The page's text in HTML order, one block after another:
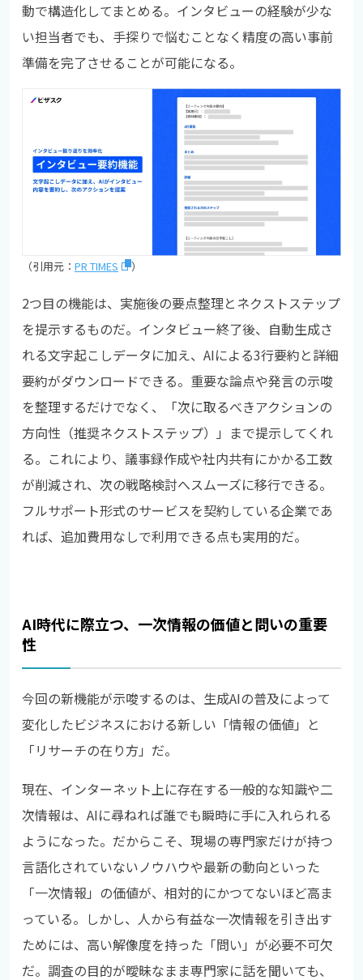
動で構造化してまとめる。インタビューの経験が少な
い担当者でも、手探りで悩むことなく精度の高い事前
準備を完了させることが可能になる。
（引用元： PR TIMES ）
2つ目の機能は、実施後の要点整理とネクストステップ
を提示するものだ。インタビュー終了後、自動生成さ
れる文字起こしデータに加え、AIによる3行要約と詳細
要約がダウンロードできる。重要な論点や発言の示唆
を整理するだけでなく、「次に取るべきアクションの
方向性（推奨ネクストステップ）」まで提示してくれ
る。これにより、議事録作成や社内共有にかかる工数
が削減され、次の戦略検討へスムーズに移行できる。
フルサポート形式のサービスを契約している企業であ
れば、追加費用なしで利用できる点も実用的だ。
AI時代に際立つ、一次情報の価値と問いの重要
性
今回の新機能が示唆するのは、生成AIの普及によって
変化したビジネスにおける新しい「情報の価値」と
「リサーチの在り方」だ。
現在、インターネット上に存在する一般的な知識や二
次情報は、AIに尋ねれば誰でも瞬時に手に入れられる
ようになった。だからこそ、現場の専門家だけが持つ
言語化されていないノウハウや最新の動向といった
「一次情報」の価値が、相対的にかつてないほど高ま
っている。しかし、人から有益な一次情報を引き出す
ためには、高い解像度を持った「問い」が必要不可欠
だ。調査の目的が曖昧なまま専門家に話を聞いても、